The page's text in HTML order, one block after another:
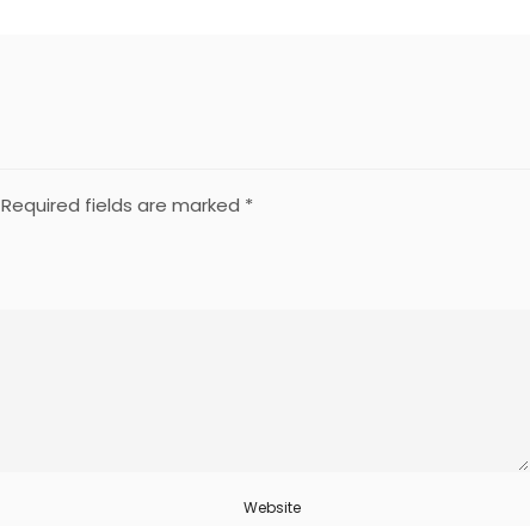
Required fields are marked *
Website